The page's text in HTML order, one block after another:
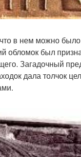
в нем можно
обломок был
Загадочный
дала толчок